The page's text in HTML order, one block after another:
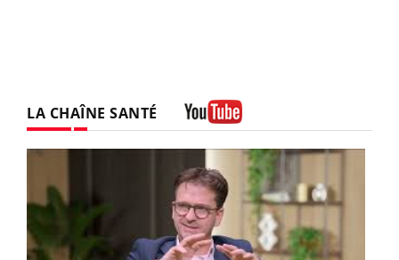
LA CHAÎNE SANTÉ